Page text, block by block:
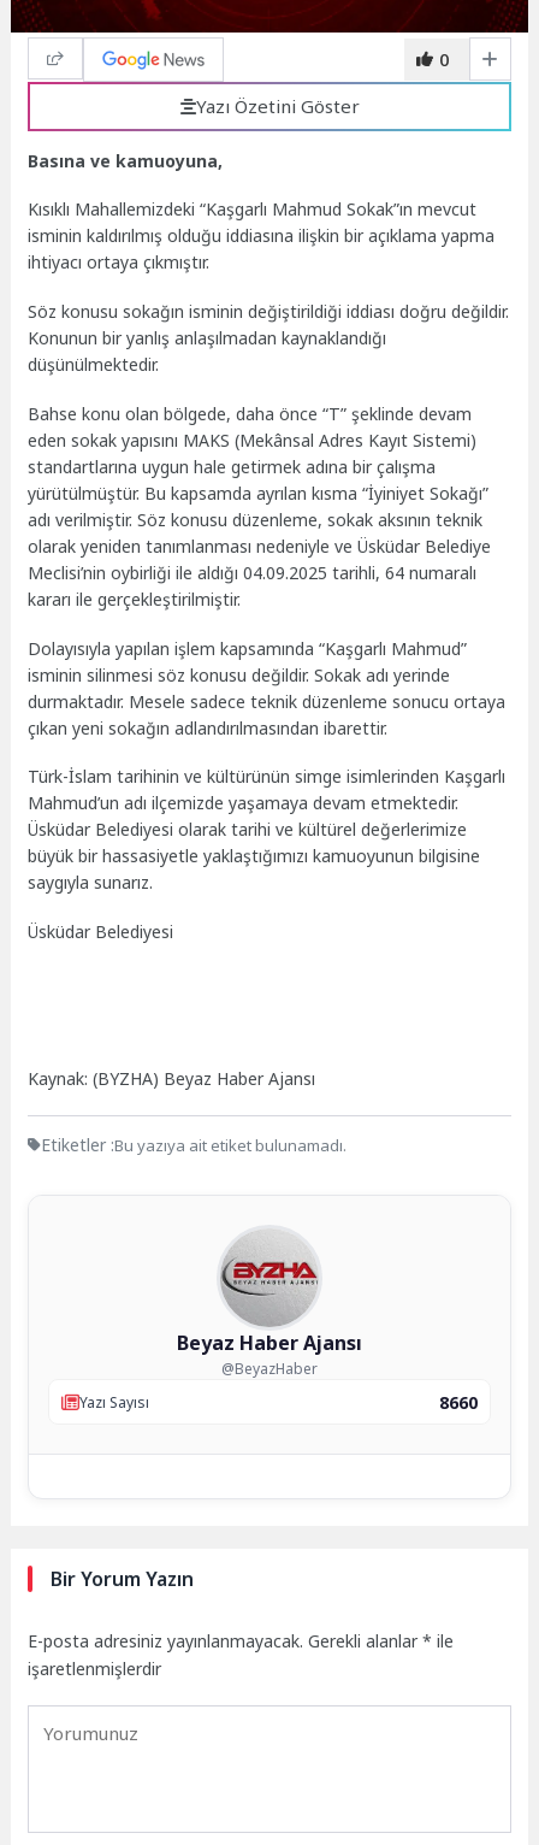
0
Yazı Özetini Göster
Basına ve kamuoyuna,
Kısıklı Mahallemizdeki “Kaşgarlı Mahmud Sokak”ın mevcut
isminin kaldırılmış olduğu iddiasına ilişkin bir açıklama yapma
ihtiyacı ortaya çıkmıştır.
Söz konusu sokağın isminin değiştirildiği iddiası doğru değildir.
Konunun bir yanlış anlaşılmadan kaynaklandığı
düşünülmektedir.
Bahse konu olan bölgede, daha önce “T” şeklinde devam
eden sokak yapısını MAKS (Mekânsal Adres Kayıt Sistemi)
standartlarına uygun hale getirmek adına bir çalışma
yürütülmüştür. Bu kapsamda ayrılan kısma “İyiniyet Sokağı”
adı verilmiştir. Söz konusu düzenleme, sokak aksının teknik
olarak yeniden tanımlanması nedeniyle ve Üsküdar Belediye
Meclisi’nin oybirliği ile aldığı 04.09.2025 tarihli, 64 numaralı
kararı ile gerçekleştirilmiştir.
Dolayısıyla yapılan işlem kapsamında “Kaşgarlı Mahmud”
isminin silinmesi söz konusu değildir. Sokak adı yerinde
durmaktadır. Mesele sadece teknik düzenleme sonucu ortaya
çıkan yeni sokağın adlandırılmasından ibarettir.
Türk-İslam tarihinin ve kültürünün simge isimlerinden Kaşgarlı
Mahmud’un adı ilçemizde yaşamaya devam etmektedir.
Üsküdar Belediyesi olarak tarihi ve kültürel değerlerimize
büyük bir hassasiyetle yaklaştığımızı kamuoyunun bilgisine
saygıyla sunarız.
Üsküdar Belediyesi
Kaynak: (BYZHA) Beyaz Haber Ajansı
Etiketler :Bu yazıya ait etiket bulunamadı.
Beyaz Haber Ajansı
@BeyazHaber
Yazı Sayısı
8660
Bir Yorum Yazın
E-posta adresiniz yayınlanmayacak. Gerekli alanlar* ile
işaretlenmişlerdir